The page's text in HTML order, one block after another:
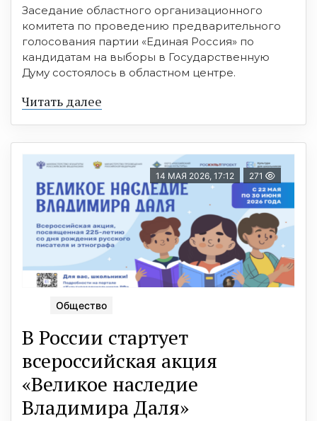
Заседание областного организационного
комитета по проведению предварительного
голосования партии «Единая Россия» по
кандидатам на выборы в Государственную
Думу состоялось в областном центре.
Читать далее
14 МАЯ 2026, 17:12 271
Общество
В России стартует
всероссийская акция
«Великое наследие
Владимира Даля»